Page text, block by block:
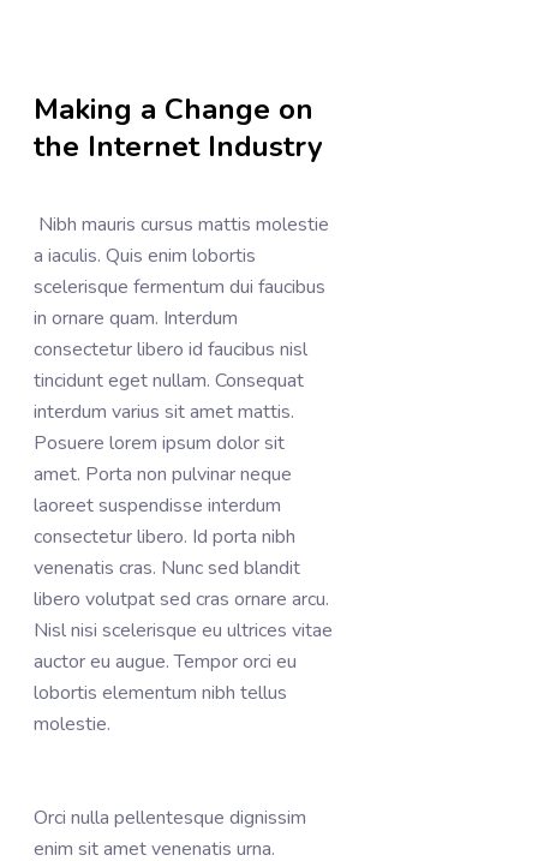
Making a Change on
the Internet Industry
Nibh mauris cursus mattis molestie
a iaculis. Quis enim lobortis
scelerisque fermentum dui faucibus
in ornare quam. Interdum
consectetur libero id faucibus nisl
tincidunt eget nullam. Consequat
interdum varius sit amet mattis.
Posuere lorem ipsum dolor sit
amet. Porta non pulvinar neque
laoreet suspendisse interdum
consectetur libero. Id porta nibh
venenatis cras. Nunc sed blandit
libero volutpat sed cras ornare arcu.
Nisl nisi scelerisque eu ultrices vitae
auctor eu augue. Tempor orci eu
lobortis elementum nibh tellus
molestie.
Orci nulla pellentesque dignissim
enim sit amet venenatis urna.